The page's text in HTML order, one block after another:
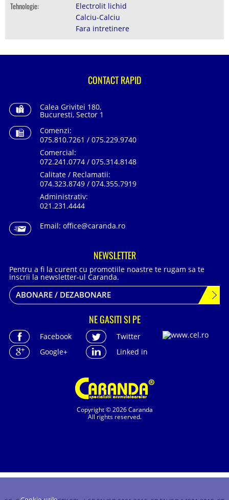
Tehnologie:
Electrolit lichid
Calciu-Calciu
Fara intretinere
Copyright © 2026 Caranda
All rights reserved.
CONTACT RAPID
Calea Grivitei 180,
Bucuresti, Sector 1
Comenzi:
075.810.7261 / 075.229.9740
Comercial:
072.241.0774 / 075.314.8148
Calitate / Reclamatii:
074.323.8749 / 074.355.7919
Administrativ:
021.231.4444
Email: office@caranda.ro
NEWSLETTER
Pentru a fi la curent cu promotiile noastre te rugam sa te
inscrii la newsletter-ul Caranda.
ABONARE / DEZABONARE
NE GASITI SI PE
Facebook
Twitter
Google+
Linked in